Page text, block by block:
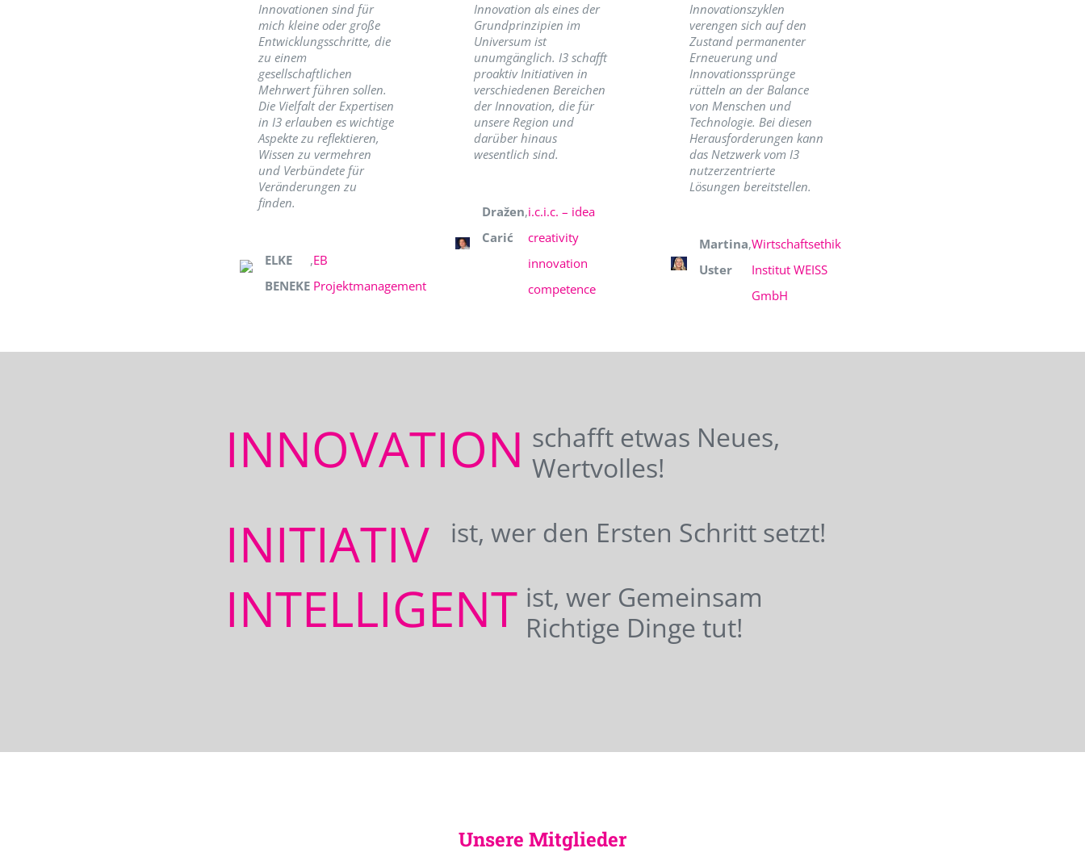
Innovationen sind für
mich kleine oder große
Entwicklungsschritte, die
zu einem
gesellschaftlichen
Mehrwert führen sollen.
Die Vielfalt der Expertisen
in I3 erlauben es wichtige
Aspekte zu reflektieren,
Wissen zu vermehren
und Verbündete für
Veränderungen zu
finden.
ELKE
BENEKE
,EB
Projektmanagement
Innovation als eines der
Grundprinzipien im
Universum ist
unumgänglich. I3 schafft
proaktiv Initiativen in
verschiedenen Bereichen
der Innovation, die für
unsere Region und
darüber hinaus
wesentlich sind.
Dražen
Carić
,i.c.i.c. – idea
creativity
innovation
competence
Innovationszyklen
verengen sich auf den
Zustand permanenter
Erneuerung und
Innovationssprünge
rütteln an der Balance
von Menschen und
Technologie. Bei diesen
Herausforderungen kann
das Netzwerk vom I3
nutzerzentrierte
Lösungen bereitstellen.
Martina
Uster
,Wirtschaftsethik
Institut WEISS
GmbH
INNOVATION schafft etwas Neues,
Wertvolles!
INITIATIV ist, wer den Ersten Schritt setzt!
INTELLIGENT ist, wer Gemeinsam
Richtige Dinge tut!
Unsere Mitglieder